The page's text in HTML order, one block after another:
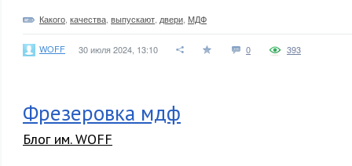
Какого качества выпускают двери МДФ
WOFF 30 июля 2024, 13:10 0 393
Фрезеровка мдф
Блог им. WOFF